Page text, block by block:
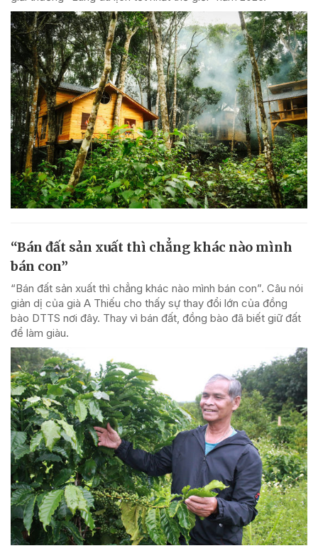
“Bán đất sản xuất thì chẳng khác nào mình
bán con”
“Bán đất sản xuất thì chẳng khác nào mình bán con”. Câu nói
giản dị của già A Thiếu cho thấy sự thay đổi lớn của đồng
bào DTTS nơi đây. Thay vì bán đất, đồng bào đã biết giữ đất
để làm giàu.